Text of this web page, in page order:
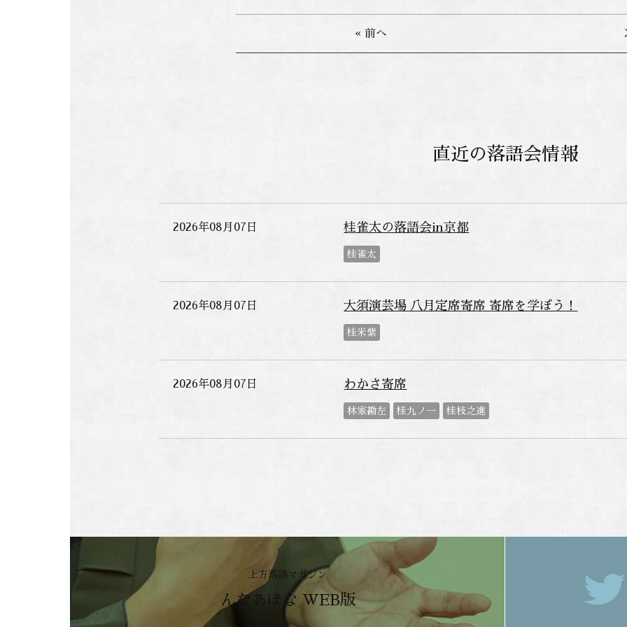
« 前へ
直近の落語会情報
2026年08月07日 桂雀太の落語会in京都
桂雀太
2026年08月07日 大須演芸場 八月定席寄席 寄席を学ぼう！
桂米紫
2026年08月07日 わかさ寄席
林家勘左 桂九ノ一 桂枝之進
上方落語マガジン
んなあほな WEB版